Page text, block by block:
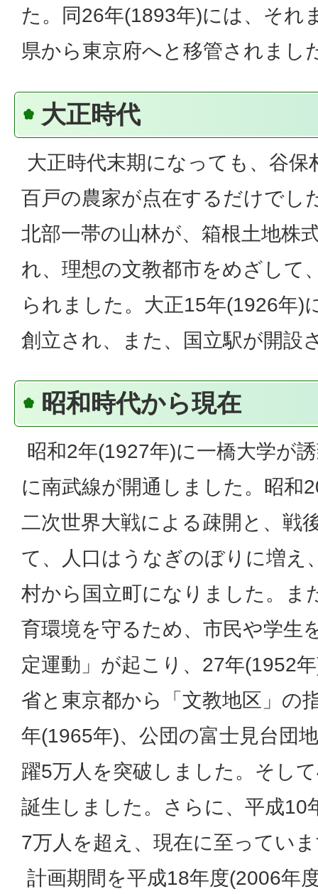
た。同26年(1893年)には、それ
県から東京府へと移管されまし
大正時代
大正時代末期になっても、谷保
百戸の農家が点在するだけでし
北部一帯の山林が、箱根土地株
れ、理想の文教都市をめざして
られました。大正15年(1926年)
創立され、また、国立駅が開設
昭和時代から現在
昭和2年(1927年)に一橋大学が
に南武線が開通しました。昭和
二次世界大戦による疎開と、戦
て、人口はうなぎのぼりに増え
村から国立町になりました。ま
育環境を守るため、市民や学生
定運動」が起こり、27年(1952
省と東京都から「文教地区」の
年(1965年)、公団の富士見台団
躍5万人を突破しました。そし
誕生しました。さらに、平成10
7万人を超え、現在に至ってい
計画期間を平成18年度(2006年